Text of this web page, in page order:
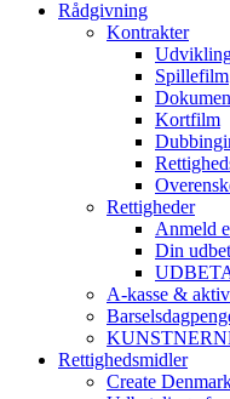
Rådgivning
Kontrakter
Spillefilm
Kortfilm
Rettigheder
Anmeld
Din
A-kasse &
Rettighedsmidler
Create